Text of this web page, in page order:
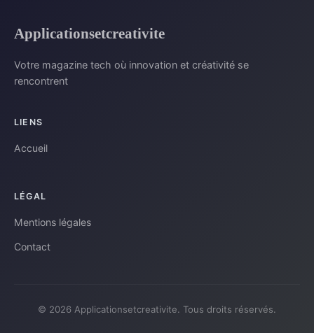
Applicationsetcreativite
Votre magazine tech où innovation et créativité se
rencontrent
LIENS
Accueil
LÉGAL
Mentions légales
Contact
© 2026 Applicationsetcreativite. Tous droits réservés.